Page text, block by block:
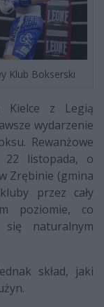
Klub Bokserski
Kielce z Legią
wydarzenie
Rewanżowe
22 listopada, o
Zrębinie (gmina
przez cały
poziomie, co
naturalnym
skład, jaki